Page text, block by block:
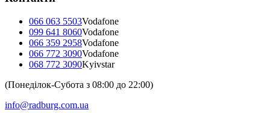
066 063 5503Vodafone
099 641 8060Vodafone
066 359 2958Vodafone
066 772 3090Vodafone
068 772 3090Kyivstar
(Понеділок-Субота з 08:00 до 22:00)
info@radburg.com.ua